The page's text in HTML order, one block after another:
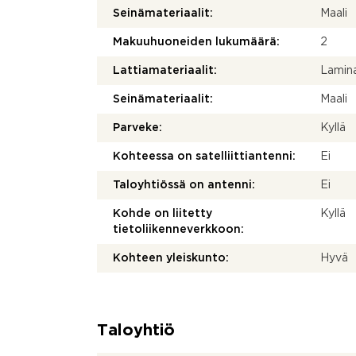
Seinämateriaalit: Maali
Makuuhuoneiden lukumäärä: 2
Lattiamateriaalit:
Seinämateriaalit: Maali
Parveke: Kyllä
Kohteessa on satelliittiantenni: Ei
Taloyhtiössä on antenni: Ei
Kohde on liitetty
tietoliikenneverkkoon:
Kyllä
Kohteen yleiskunto: Hyvä
Taloyhtiö